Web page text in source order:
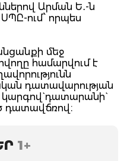
Արման Ե․-ն
ում՝ որպես
մեջ
համարվում է
դատավարության
դատարանի`
դատավճռով։
1+